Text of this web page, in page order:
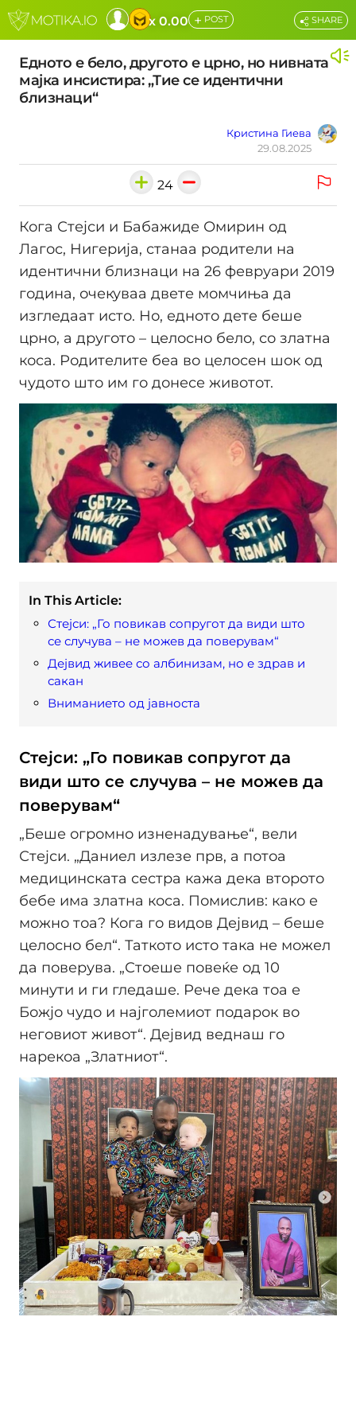
x 0.00 + POST
Едното е бело, другото е црно, но нивната
мајка инсистира: „Тие се идентични
близнаци“
Кристина Гиева
29.08.2025
SHARE
24
Кога Стејси и Бабажиде Омирин од
Лагос, Нигерија, станаа родители на
идентични близнаци на 26 февруари 2019
година, очекуваа двете момчиња да
изгледаат исто. Но, едното дете беше
црно, а другото – целосно бело, со златна
коса. Родителите беа во целосен шок од
чудото што им го донесе животот.
In This Article:
Стејси: „Го повикав сопругот да види што
се случува – не можев да поверувам“
Дејвид живее со албинизам, но е здрав и
сакан
Вниманието од јавноста
Стејси: „Го повикав сопругот да
види што се случува – не можев да
поверувам“
„Беше огромно изненадување“, вели
Стејси. „Даниел излезе прв, а потоа
медицинската сестра кажа дека второто
бебе има златна коса. Помислив: како е
можно тоа? Кога го видов Дејвид – беше
целосно бел“. Таткото исто така не можел
да поверува. „Стоеше повеќе од 10
минути и ги гледаше. Рече дека тоа е
Божјо чудо и најголемиот подарок во
неговиот живот“. Дејвид веднаш го
нарекоа „Златниот“.